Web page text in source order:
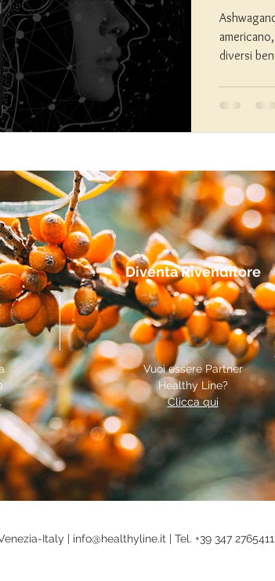
diversi
Diventa Rivenditore
Vuoi essere Partner
Healthy Line?
Clicca qui
Italy | info@healthyline.it | Tel. +39 347 2765411